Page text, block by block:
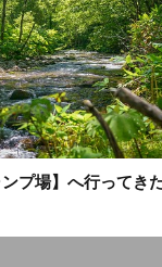
ンプ場】へ行ってき